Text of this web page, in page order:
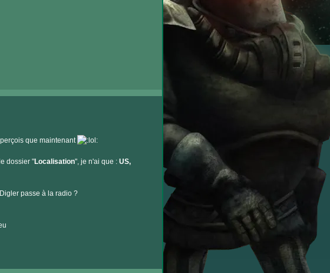
que maintenant
dossier "Localisation", je n'ai que : US,
passe à la radio ?